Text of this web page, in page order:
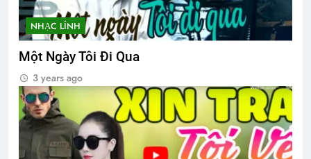
NHẠC LÍNH
Một Ngày Tôi Đi Qua
3 years ago